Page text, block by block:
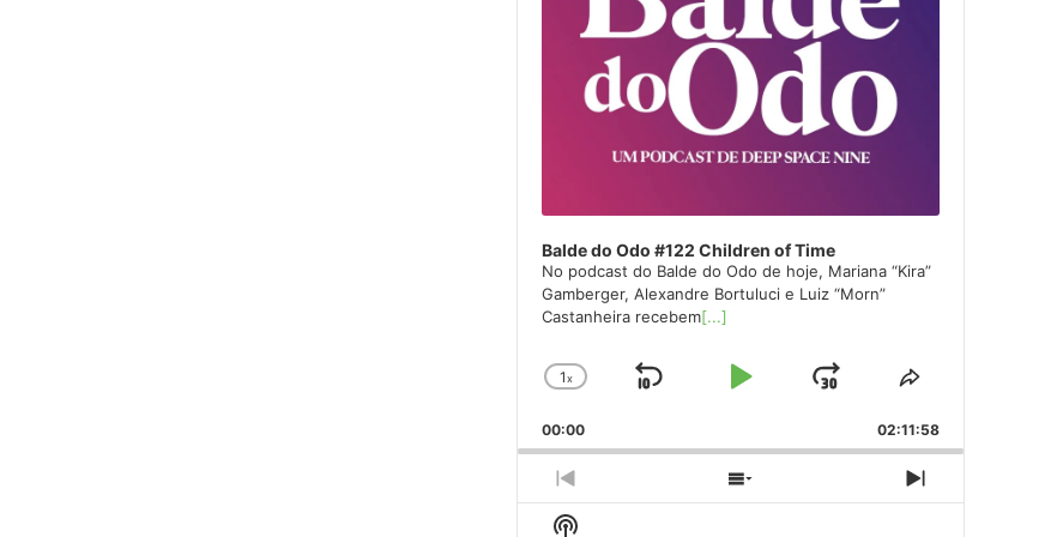
Balde do Odo #122 Children of Time
No podcast do Balde do Odo de hoje, Mariana “Kira”
Gamberger, Alexandre Bortuluci e Luiz “Morn”
Castanheira recebem[...]
Change
Rate
1x
Skip
Play
Jump
Forward
Share
Episode
00:00 02:11:58
Previous
Episode
Show
Episodes
Next
Episode
Show